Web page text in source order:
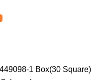
1 Box(30 Square)